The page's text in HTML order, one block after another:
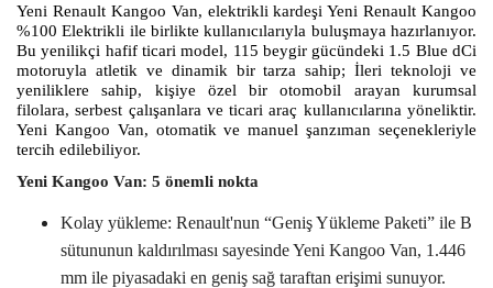
Yeni Renault Kangoo Van, elektrikli kardeşi Yeni Renault Kangoo
%100 Elektrikli ile birlikte kullanıcılarıyla buluşmaya hazırlanıyor.
Bu yenilikçi hafif ticari model, 115 beygir gücündeki 1.5 Blue dCi
motoruyla atletik ve dinamik bir tarza sahip; İleri teknoloji ve
yeniliklere sahip, kişiye özel bir otomobil arayan kurumsal
filolara, serbest çalışanlara ve ticari araç kullanıcılarına yöneliktir.
Yeni Kangoo Van, otomatik ve manuel şanzıman seçenekleriyle
tercih edilebiliyor.
Yeni Kangoo Van: 5 önemli nokta
Kolay yükleme: Renault'nun “Geniş Yükleme Paketi” ile B
sütununun kaldırılması sayesinde Yeni Kangoo Van, 1.446
mm ile piyasadaki en geniş sağ taraftan erişimi sunuyor.